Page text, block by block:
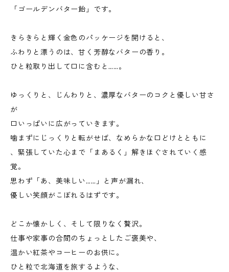
「ゴールデンバター飴」です。
きらきらと輝く金色のパッケージを開けると、
ふわりと漂うのは、甘く芳醇なバターの香り。
ひと粒取り出して口に含むと……。
ゆっくりと、じんわりと、濃厚なバターのコクと優しい甘さ
が
口いっぱいに広がっていきます。
噛まずにじっくりと転がせば、なめらかな口どけとともに
、緊張していた心まで「まあるく」解きほぐされていく感
覚。
思わず「あ、美味しい……」と声が漏れ、
優しい笑顔がこぼれるはずです。
どこか懐かしく、そして限りなく贅沢。
仕事や家事の合間のちょっとしたご褒美や、
温かい紅茶やコーヒーのお供に。
ひと粒で北海道を旅するような、